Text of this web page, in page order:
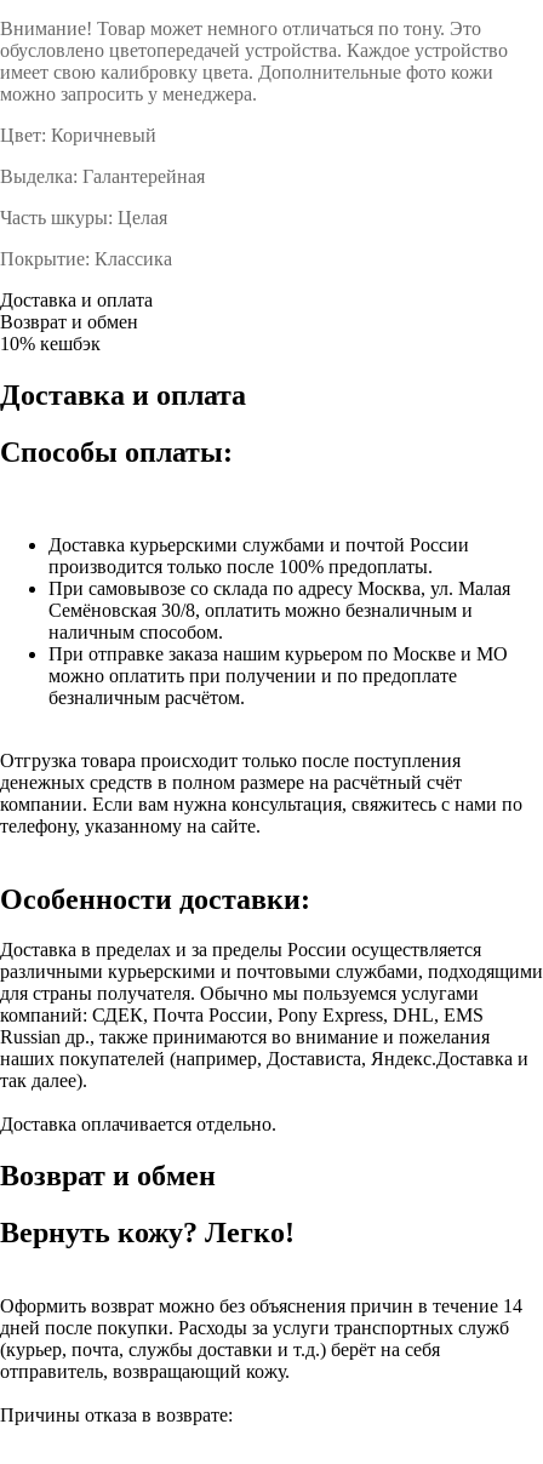
Внимание! Товар может немного отличаться по тону. Это
обусловлено цветопередачей устройства. Каждое устройство
имеет свою калибровку цвета. Дополнительные фото кожи
можно запросить у менеджера.
Цвет: Коричневый
Выделка: Галантерейная
Часть шкуры: Целая
Покрытие: Классика
Доставка и оплата
Возврат и обмен
10% кешбэк
Доставка и оплата
Способы оплаты:
Доставка курьерскими службами и почтой России
производится только после 100% предоплаты.
При самовывозе со склада по адресу Москва, ул. Малая
Семёновская 30/8, оплатить можно безналичным и
наличным способом.
При отправке заказа нашим курьером по Москве и МО
можно оплатить при получении и по предоплате
безналичным расчётом.
Отгрузка товара происходит только после поступления
денежных средств в полном размере на расчётный счёт
компании. Если вам нужна консультация, свяжитесь с нами по
телефону, указанному на сайте.
Особенности доставки:
Доставка в пределах и за пределы России осуществляется
различными курьерскими и почтовыми службами, подходящими
для страны получателя. Обычно мы пользуемся услугами
компаний: СДЕК, Почта России, Pony Express, DHL, EMS
Russian др., также принимаются во внимание и пожелания
наших покупателей (например, Достависта, Яндекс.Доставка и
так далее).
Доставка оплачивается отдельно.
Возврат и обмен
Вернуть кожу? Легко!
Оформить возврат можно без объяснения причин в течение 14
дней после покупки. Расходы за услуги транспортных служб
(курьер, почта, службы доставки и т.д.) берёт на себя
отправитель, возвращающий кожу.
Причины отказа в возврате: